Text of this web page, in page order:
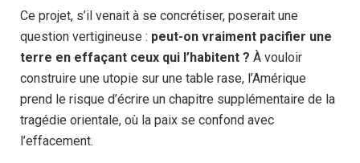
Ce projet, s’il venait à se concrétiser, poserait une
question vertigineuse : peut-on vraiment pacifier une
terre en effaçant ceux qui l’habitent ? À vouloir
construire une utopie sur une table rase, l’Amérique
prend le risque d’écrire un chapitre supplémentaire de la
tragédie orientale, où la paix se confond avec
l’effacement.